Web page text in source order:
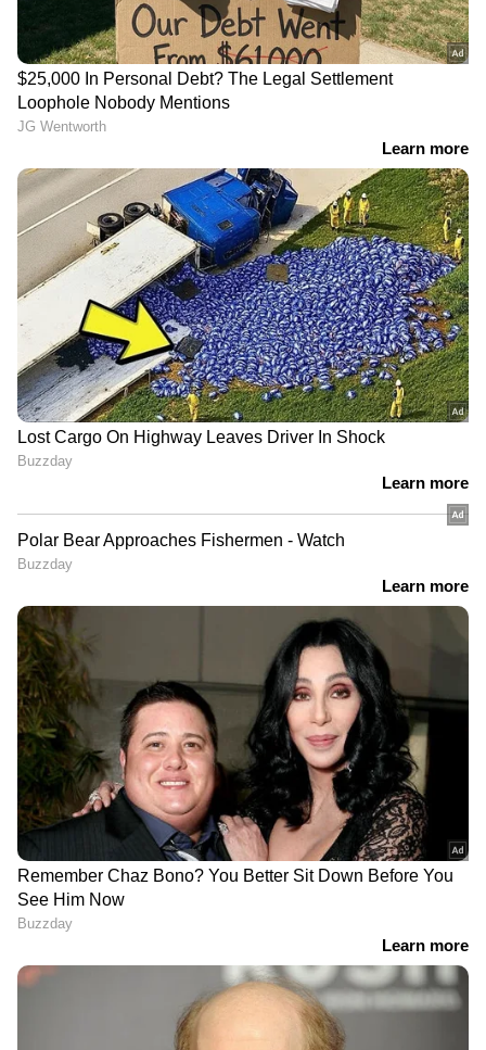
"സന്തോഷം തോന്നുന്നു, നല്ല കാര്യം
ഇതുപോലെ പരിശ്രമിക്കുന്നത് തുടരുക"
എന്നായിരുന്നു. ശരാശരിയിൽ കുറവ് മാർക്ക്
നേടിയവരോടും സ്നേഹത്തോടെയും
കരുതലോടെയും ആയിരുന്നു അധ്യാപകരുടെ
പെരുമാറ്റം, കണ്ണീർ പൊഴിക്കുന്ന ചിത്രം
വരച്ചുകൊണ്ട് അധ്യാപകരിൽ ചിലർ കുറിച്ചത്,
"പ്രിയപ്പെട്ട സുഹൃത്തേ നിങ്ങളുടെ മാർക്ക്
എന്നെ വിഷമിപ്പിച്ചു, പക്ഷെ നിരാശ വേണ്ട,
കൂടുതൽ നേടാൻ നിനക്ക് തീർച്ചയായും
ശേഷിയുണ്ട് എന്ന് എനിക്കറിയാം"
എന്നായിരുന്നു.
വായിക്കാം: അമ്മ നിരന്തരം ശാസിക്കുന്നു, ​
ഗാർഹികപീഡന പരാതിയുമായി 23 -കാരി,
ഏഷ്യാനെറ്റ് ന്യൂസ് വാർത്തകൾ തത്സമയം